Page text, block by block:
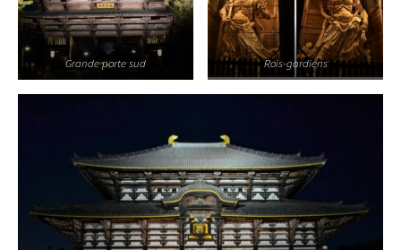
Grande porte sud Rois-gardiens